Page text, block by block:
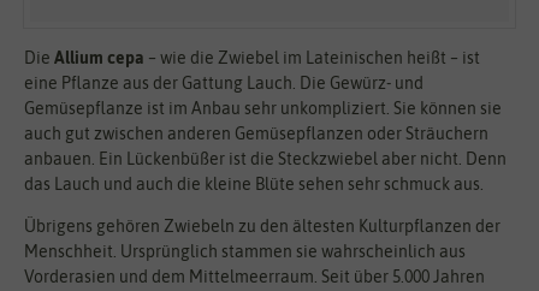
Die Allium cepa – wie die Zwiebel im Lateinischen heißt – ist
eine Pflanze aus der Gattung Lauch. Die Gewürz- und
Gemüsepflanze ist im Anbau sehr unkompliziert. Sie können sie
auch gut zwischen anderen Gemüsepflanzen oder Sträuchern
anbauen. Ein Lückenbüßer ist die Steckzwiebel aber nicht. Denn
das Lauch und auch die kleine Blüte sehen sehr schmuck aus.
Übrigens gehören Zwiebeln zu den ältesten Kulturpflanzen der
Menschheit. Ursprünglich stammen sie wahrscheinlich aus
Vorderasien und dem Mittelmeerraum. Seit über 5.000 Jahren